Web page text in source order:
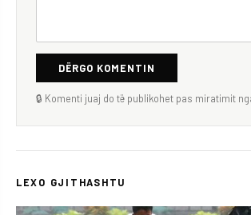
DËRGO KOMENTIN
🔒 Komenti juaj do të publikohet pas miratimit
LEXO GJITHASHTU